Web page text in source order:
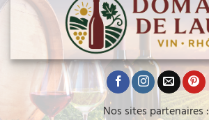
Nos sites partenaires :